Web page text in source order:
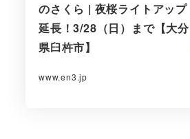
のさくら | 夜桜ライトアップ
延長！3/28（日）まで【大分
県臼杵市】
www.en3.jp